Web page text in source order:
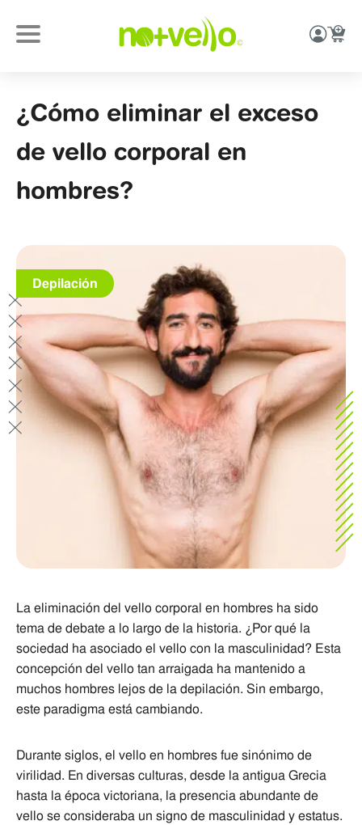
¿Cómo eliminar el exceso
de vello corporal en
hombres?
Depilación
La eliminación del vello corporal en hombres ha sido
tema de debate a lo largo de la historia. ¿Por qué la
sociedad ha asociado el vello con la masculinidad? Esta
concepción del vello tan arraigada ha mantenido a
muchos hombres lejos de la depilación. Sin embargo,
este paradigma está cambiando.
Durante siglos, el vello en hombres fue sinónimo de
virilidad. En diversas culturas, desde la antigua Grecia
hasta la época victoriana, la presencia abundante de
vello se consideraba un signo de masculinidad y estatus.